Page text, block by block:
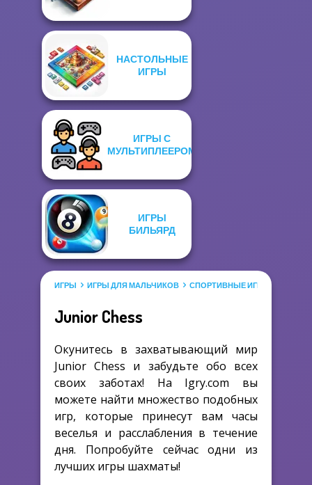
НАСТОЛЬНЫЕ
ИГРЫ
ИГРЫ С
МУЛЬТИПЛЕЕРОМ
ИГРЫ
БИЛЬЯРД
ИГРЫ ИГРЫ ДЛЯ МАЛЬЧИКОВ СПОРТИВНЫЕ ИГРЫ
Junior Chess
Окунитесь в захватывающий мир
Junior Chess и забудьте обо всех
своих заботах! На Igry.com вы
можете найти множество подобных
игр, которые принесут вам часы
веселья и расслабления в течение
дня. Попробуйте сейчас одни из
лучших игры шахматы!